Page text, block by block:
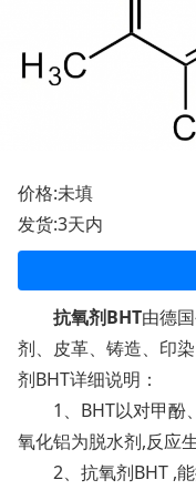
价格:未填
发货:3天内
抗氧剂BHT由德
剂、皮革、铸造、印
剂BHT详细说明：
1、BHT以对甲酚
氧化铝为脱水剂,反应
2、抗氧剂BHT ,能